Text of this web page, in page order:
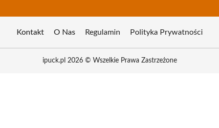
Kontakt O Nas Regulamin Polityka Prywatności
ipuck.pl 2026 © Wszelkie Prawa Zastrzeżone